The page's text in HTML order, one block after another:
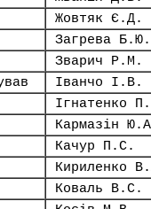
Жовтяк Є.Д.
Загрева Б.Ю.
Зварич Р.М.
Іванчо І.В.
Ігнатенко
Кармазін
Качур П.С.
Кириленко
Коваль В.С.